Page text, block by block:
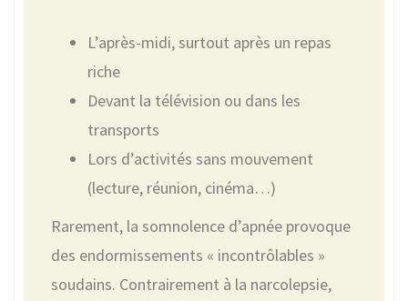
L’après-midi, surtout après un repas
riche
Devant la télévision ou dans les
transports
Lors d’activités sans mouvement
(lecture, réunion, cinéma…)
Rarement, la somnolence d’apnée provoque
des endormissements « incontrôlables »
soudains. Contrairement à la narcolepsie,